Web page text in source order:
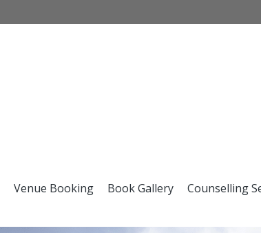
Venue Booking Book Gallery Counselling